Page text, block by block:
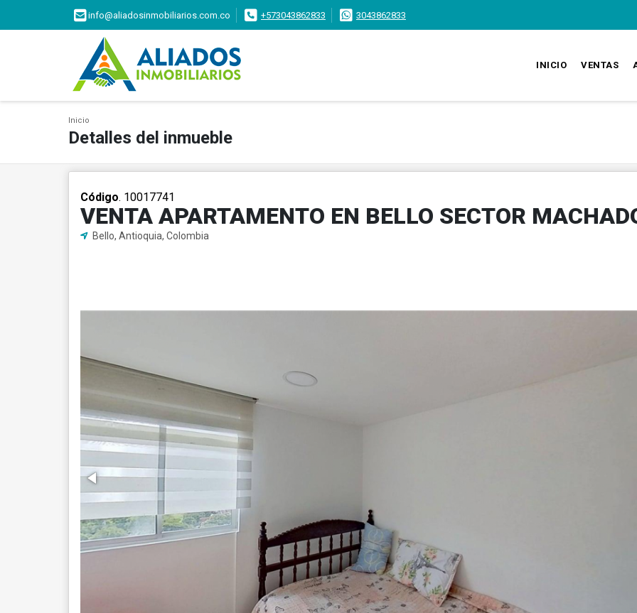
info@aliadosinmobiliarios.com.co +573043862833 3043862833
INICIO VENTAS
Inicio
Detalles del inmueble
Código. 10017741
VENTA APARTAMENTO EN BELLO SECTOR
Bello, Antioquia, Colombia